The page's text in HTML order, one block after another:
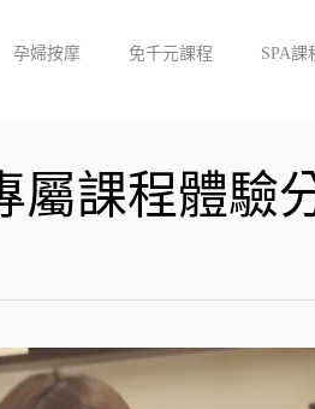
孕婦按摩 免千元課程 SPA課
屬課程體驗